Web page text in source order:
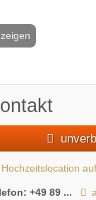
+49 89 ...